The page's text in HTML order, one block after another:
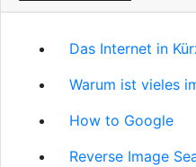
Das Internet in
Warum ist vieles
How to Google
Reverse Image